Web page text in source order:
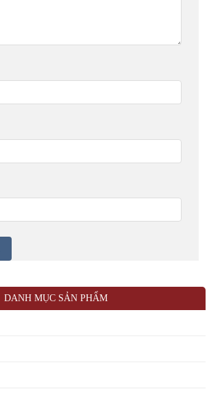
DANH MỤC SẢN PHẨM